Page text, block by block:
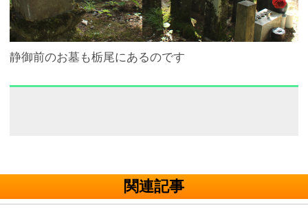
静御前のお墓も栃尾にあるのです
関連記事